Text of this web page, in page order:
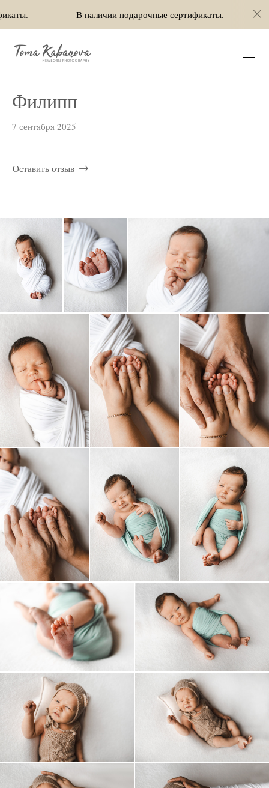
В наличии подарочные сертификаты. В
Филипп
7 сентября 2025
Оставить отзыв